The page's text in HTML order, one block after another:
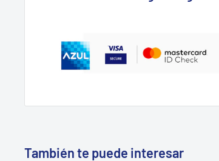
También te puede interesar